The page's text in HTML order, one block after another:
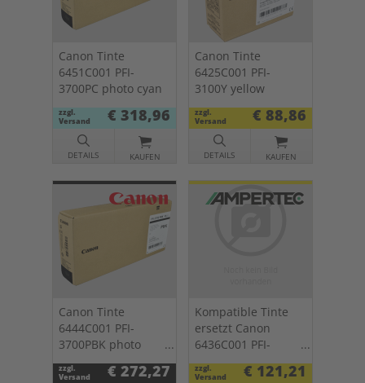
Canon Tinte
6451C001 PFI-
3700PC photo cyan
zzgl.
Versand
€ 318,96
DETAILS KAUFEN
Canon Tinte
6425C001 PFI-
3100Y yellow
zzgl.
Versand
€ 88,86
DETAILS KAUFEN
Canon Tinte
6444C001 PFI-
3700PBK photo
black
zzgl.
Versand
€ 272,27
Kompatible Tinte
ersetzt Canon
6436C001 PFI-
3300Y yellow
zzgl.
Versand
€ 121,21